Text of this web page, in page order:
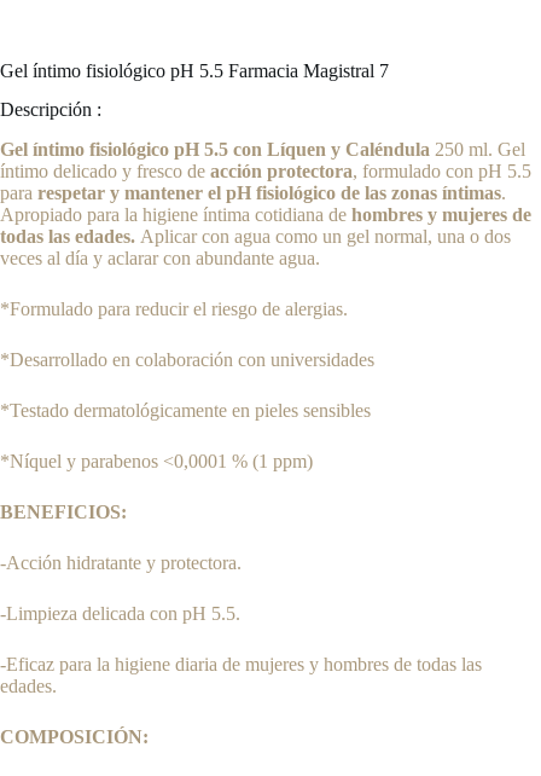
Gel íntimo fisiológico pH 5.5 Farmacia Magistral 7
Descripción :
Gel íntimo fisiológico pH 5.5 con Líquen y Caléndula 250 ml. Gel
íntimo delicado y fresco de acción protectora, formulado con pH 5.5
para respetar y mantener el pH fisiológico de las zonas íntimas.
Apropiado para la higiene íntima cotidiana de hombres y mujeres de
todas las edades. Aplicar con agua como un gel normal, una o dos
veces al día y aclarar con abundante agua.
*Formulado para reducir el riesgo de alergias.
*Desarrollado en colaboración con universidades
*Testado dermatológicamente en pieles sensibles
*Níquel y parabenos <0,0001 % (1 ppm)
BENEFICIOS:
-Acción hidratante y protectora.
-Limpieza delicada con pH 5.5.
-Eficaz para la higiene diaria de mujeres y hombres de todas las
edades.
COMPOSICIÓN: